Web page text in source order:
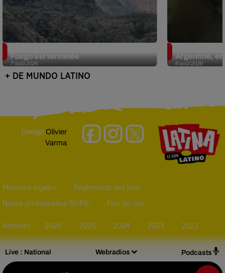
Live : National Webradios Podcasts
7 août 2026
Fuego est terminée
6 août 2026
Argentine, et
+ DE MUNDO LATINO
DesignOlivier
Varma
Mentions légales Règlements des jeux
Notice d’information RGPD Plan du site
Archives 2026 2025 2024 2023 2022